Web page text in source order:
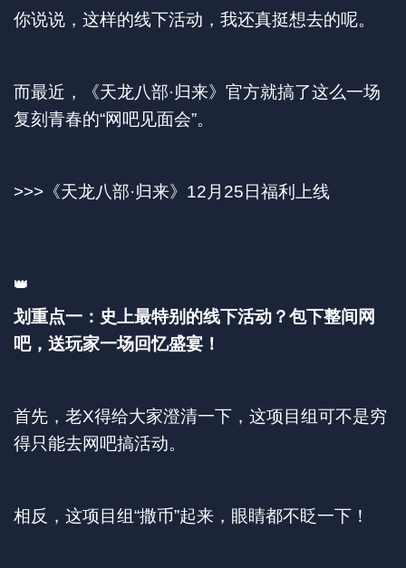
你说说，这样的线下活动，我还真挺想去的呢。
而最近，《天龙八部·归来》官方就搞了这么一场
复刻青春的“网吧见面会”。
>>>《天龙八部·归来》12月25日福利上线
👑
划重点一：史上最特别的线下活动？包下整间网
吧，送玩家一场回忆盛宴！
首先，老X得给大家澄清一下，这项目组可不是穷
得只能去网吧搞活动。
相反，这项目组“撒币”起来，眼睛都不眨一下！